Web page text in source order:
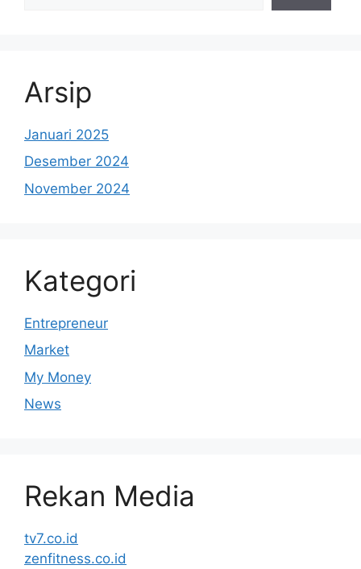
Arsip
Januari 2025
Desember 2024
November 2024
Kategori
Entrepreneur
Market
My Money
News
Rekan Media
tv7.co.id
zenfitness.co.id